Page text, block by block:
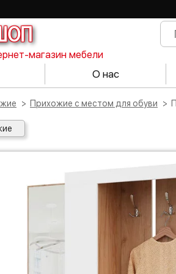
магазин мебели
О нас
Прихожие с местом для обуви